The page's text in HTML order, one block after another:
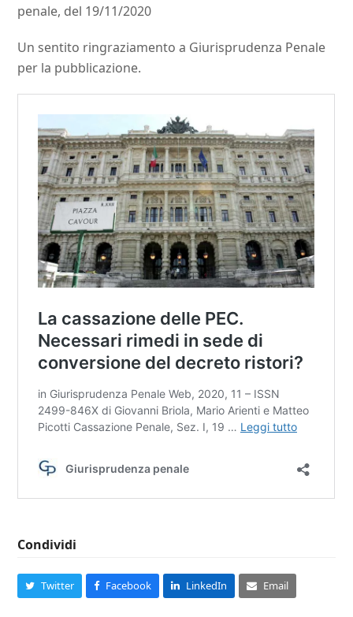
penale, del 19/11/2020
Un sentito ringraziamento a Giurisprudenza Penale
per la pubblicazione.
Condividi
Twitter Facebook LinkedIn Email